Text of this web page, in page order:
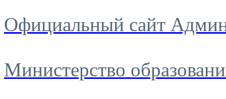
Официальный сайт
Министерство